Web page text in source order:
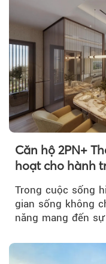
Căn hộ 2PN+
hoạt cho hành
Trong cuộc sống
gian sống không
năng mang đến